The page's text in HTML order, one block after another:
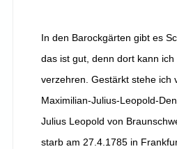
In den Barockgärten gibt es
das ist gut, denn dort kann
verzehren. Gestärkt stehe ich
Maximilian-Julius-Leopold-
Julius Leopold von
starb am 27.4.1785 in